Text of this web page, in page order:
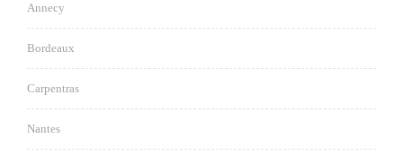
Annecy
Bordeaux
Carpentras
Nantes